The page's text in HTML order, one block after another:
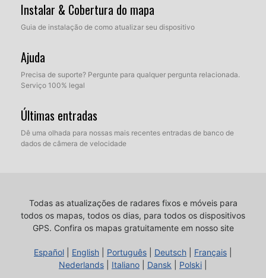
Instalar & Cobertura do mapa
Guia de instalação de como atualizar seu dispositivo
Ajuda
Precisa de suporte? Pergunte para qualquer pergunta relacionada.
Serviço 100% legal
Últimas entradas
Dê uma olhada para nossas mais recentes entradas de banco de
dados de câmera de velocidade
Todas as atualizações de radares fixos e móveis para
todos os mapas, todos os dias, para todos os dispositivos
GPS. Confira os mapas gratuitamente em nosso site
Español English Português Deutsch Français
Nederlands
Italiano Dansk Polski